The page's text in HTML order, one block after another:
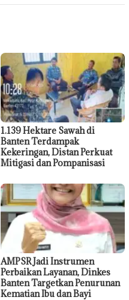
1.139 Hektare Sawah di
Banten Terdampak
Kekeringan, Distan Perkuat
Mitigasi dan Pompanisasi
AMPSR Jadi Instrumen
Perbaikan Layanan, Dinkes
Banten Targetkan Penurunan
Kematian Ibu dan Bayi